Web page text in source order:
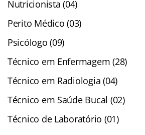
Nutricionista (04)
Perito Médico (03)
Psicólogo (09)
Técnico em Enfermagem (28)
Técnico em Radiologia (04)
Técnico em Saúde Bucal (02)
Técnico de Laboratório (01)